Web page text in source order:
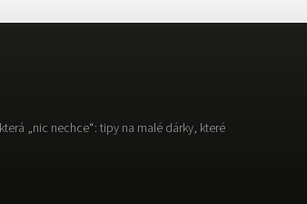
„nic nechce“: tipy na malé dárky, které